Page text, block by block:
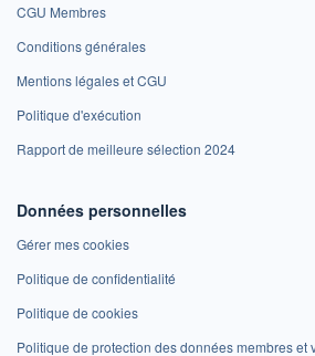
CGU Membres
Conditions générales
Mentions légales et CGU
Politique d'exécution
Rapport de meilleure sélection 2024
Données personnelles
Gérer mes cookies
Politique de confidentialité
Politique de cookies
Politique de protection des données membres et